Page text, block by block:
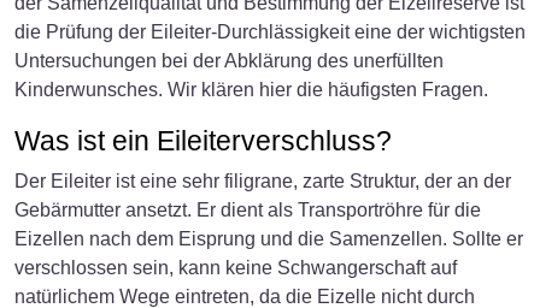
die Prüfung der Eileiter-Durchlässigkeit eine der wichtigsten
Untersuchungen bei der Abklärung des unerfüllten
Kinderwunsches. Wir klären hier die häufigsten Fragen.
Was ist ein Eileiterverschluss?
Der Eileiter ist eine sehr filigrane, zarte Struktur, der an der
Gebärmutter ansetzt. Er dient als Transportröhre für die
Eizellen nach dem Eisprung und die Samenzellen. Sollte er
verschlossen sein, kann keine Schwangerschaft auf
natürlichem Wege eintreten, da die Eizelle nicht durch